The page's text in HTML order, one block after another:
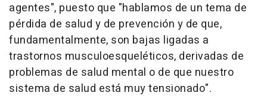
agentes", puesto que "hablamos de un tema de
pérdida de salud y de prevención y de que,
fundamentalmente, son bajas ligadas a
trastornos musculoesqueléticos, derivadas de
problemas de salud mental o de que nuestro
sistema de salud está muy tensionado".